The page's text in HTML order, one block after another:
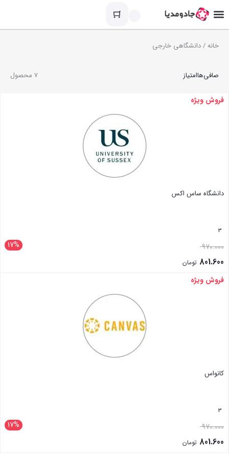
خانه/ دانشگاهی خارجی
7 محصول صافی‌هاامتیاز
فروش ویژه
دانشگاه ساس اکس
3
17% 970.000
801.600 تومان
بستن
فروش ویژه
کانواس
3
17% 970.000
801.600 تومان